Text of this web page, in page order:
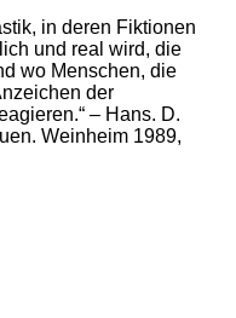
in deren Fiktionen
und real wird, die
wo Menschen, die
der
– Hans. D.
Weinheim 1989,